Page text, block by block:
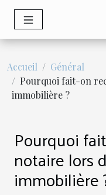
Accueil
Général
Pourquoi fait-on
immobilière ?
Pourquoi
notaire lors
immobilière